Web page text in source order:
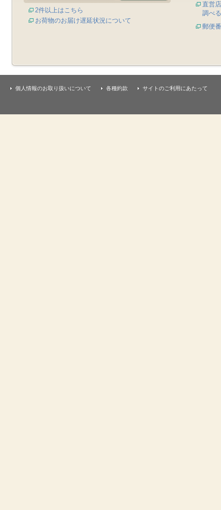
2件以上はこちら
お荷物のお届け遅延状況について
直営
調べる
郵便
個人情報のお取り扱いについて 各種約款 サイトのご利用にあたって